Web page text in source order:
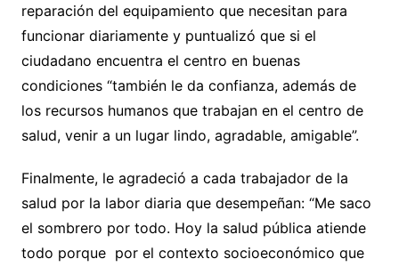
reparación del equipamiento que necesitan para
funcionar diariamente y puntualizó que si el
ciudadano encuentra el centro en buenas
condiciones “también le da confianza, además de
los recursos humanos que trabajan en el centro de
salud, venir a un lugar lindo, agradable, amigable”.
Finalmente, le agradeció a cada trabajador de la
salud por la labor diaria que desempeñan: “Me saco
el sombrero por todo. Hoy la salud pública atiende
todo porque por el contexto socioeconómico que